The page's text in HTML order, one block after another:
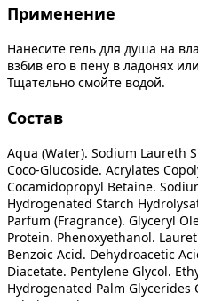
Применение
Нанесите гель для душа на
взбив его в пену в ладонях
Тщательно смойте водой.
Состав
Aqua (Water). Sodium Laureth
Coco-Glucoside. Acrylates
Cocamidopropyl Betaine.
Hydrogenated Starch
Parfum (Fragrance). Glyceryl
Protein. Phenoxyethanol.
Benzoic Acid. Dehydroacetic
Diacetate. Pentylene Glycol.
Hydrogenated Palm Glycerides